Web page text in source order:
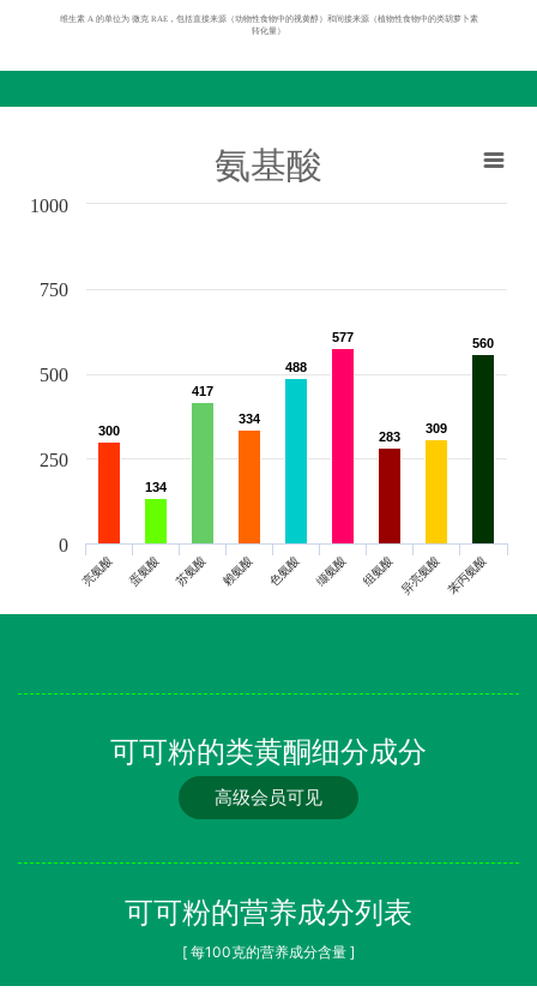
维生素 A 的单位为 微克 RAE，包括直接来源（动物性食物中的视黄醇）和间接来源（植物性食物中的类胡萝卜素
转化量）
氨基酸
300
300
134
134
417
417
334
334
488
488
577
577
283
283
309
309
560
560
亮氨酸 蛋氨酸 苏氨酸 赖氨酸 色氨酸 缬氨酸 组氨酸 异亮氨酸苯丙氨酸
0
250
500
750
1000
可可粉的类黄酮细分成分
高级会员可见
可可粉的营养成分列表
[ 每100克的营养成分含量 ]